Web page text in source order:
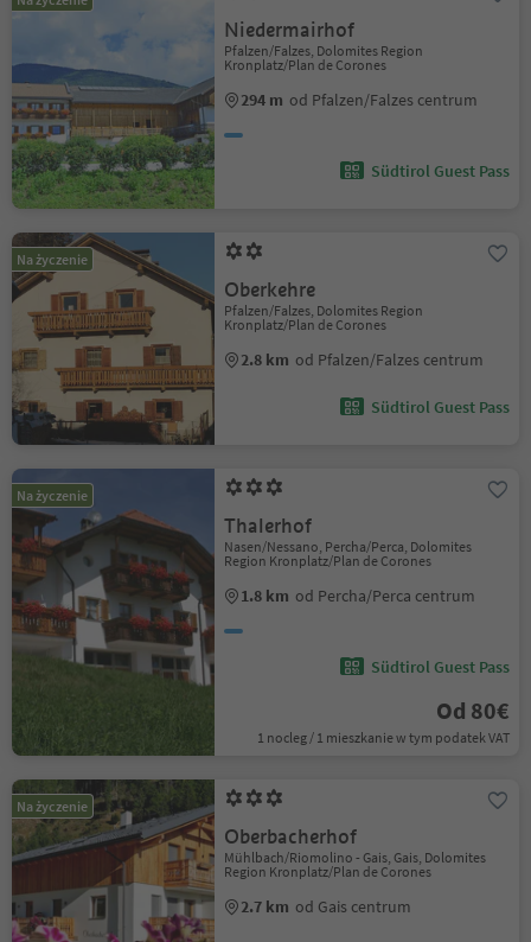
Niedermairhof
Pfalzen/Falzes, Dolomites Region
Kronplatz/Plan de Corones
294 m od Pfalzen/Falzes centrum
Südtirol Guest Pass
Na życzenie
Oberkehre
Pfalzen/Falzes, Dolomites Region
Kronplatz/Plan de Corones
2.8 km od Pfalzen/Falzes centrum
Südtirol Guest Pass
Na życzenie
Thalerhof
Nasen/Nessano, Percha/Perca, Dolomites
Region Kronplatz/Plan de Corones
1.8 km od Percha/Perca centrum
Südtirol Guest Pass
Od 80€
1 nocleg / 1 mieszkanie w tym podatek VAT
Na życzenie
Oberbacherhof
Mühlbach/Riomolino - Gais, Gais, Dolomites
Region Kronplatz/Plan de Corones
2.7 km od Gais centrum